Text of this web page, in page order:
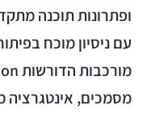
ופתרונות תוכנה
מסמכים, אינטגרציה